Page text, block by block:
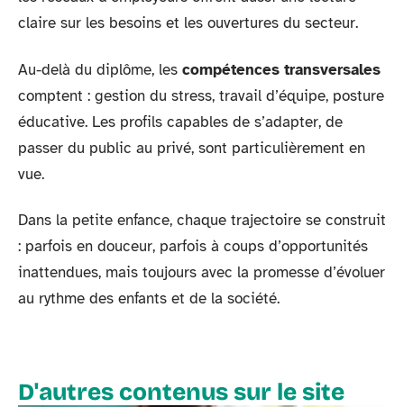
claire sur les besoins et les ouvertures du secteur.
Au-delà du diplôme, les compétences transversales
comptent : gestion du stress, travail d’équipe, posture
éducative. Les profils capables de s’adapter, de
passer du public au privé, sont particulièrement en
vue.
Dans la petite enfance, chaque trajectoire se construit
: parfois en douceur, parfois à coups d’opportunités
inattendues, mais toujours avec la promesse d’évoluer
au rythme des enfants et de la société.
D'autres contenus sur le site